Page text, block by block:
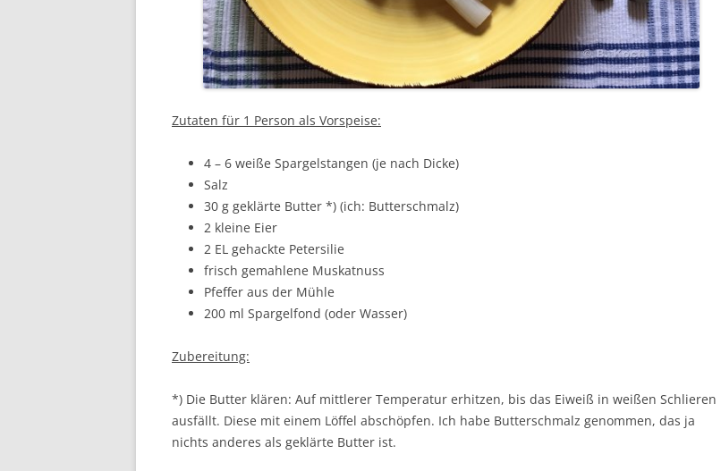
Zutaten für 1 Person als Vorspeise:
4 – 6 weiße Spargelstangen (je nach Dicke)
Salz
30 g geklärte Butter *) (ich: Butterschmalz)
2 kleine Eier
2 EL gehackte Petersilie
frisch gemahlene Muskatnuss
Pfeffer aus der Mühle
200 ml Spargelfond (oder Wasser)
Zubereitung:
*) Die Butter klären: Auf mittlerer Temperatur erhitzen, bis das Eiweiß in weißen Schlieren
ausfällt. Diese mit einem Löffel abschöpfen. Ich habe Butterschmalz genommen, das ja
nichts anderes als geklärte Butter ist.